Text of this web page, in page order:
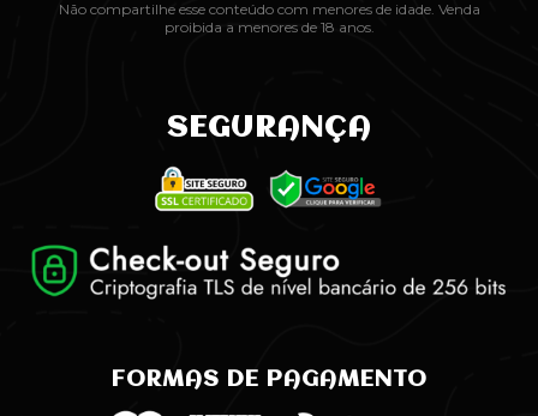
Não compartilhe esse conteúdo com menores de idade. Venda
proibida a menores de 18 anos.
SEGURANÇA
FORMAS DE PAGAMENTO